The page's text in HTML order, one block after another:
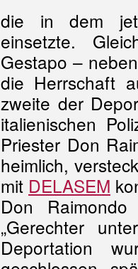
die in dem
einsetzte.
Gestapo –
die Herrschaft
zweite der
italienischen
Priester Don
heimlich,
mit DELASEM
Don
„Gerechter
Deportation